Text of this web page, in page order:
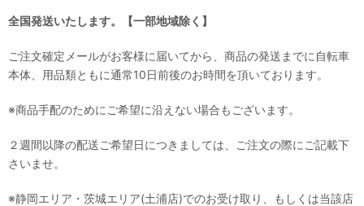
全国発送いたします。【一部地域除く】
ご注文確定メールがお客様に届いてから、商品の発送までに自転車
本体、用品類ともに通常10日前後のお時間を頂いております。
※商品手配のためにご希望に沿えない場合もございます。
２週間以降の配送ご希望日につきましては、ご注文の際にご記載下
さいませ。
※静岡エリア・茨城エリア(土浦店)でのお受け取り、もしくは当該店